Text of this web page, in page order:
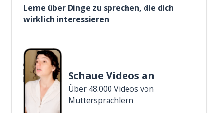
Lerne über Dinge zu sprechen, die dich
wirklich interessieren
Schaue Videos an
Über 48.000 Videos von
Muttersprachlern